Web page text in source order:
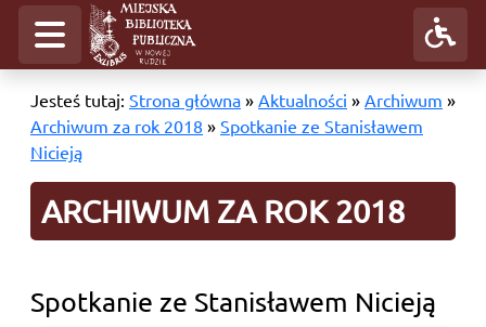
Jesteś tutaj: Strona główna » Aktualności » Archiwum »
Archiwum za rok 2018 » Spotkanie ze Stanisławem
Nicieją
ARCHIWUM ZA ROK 2018
Spotkanie ze Stanisławem Nicieją